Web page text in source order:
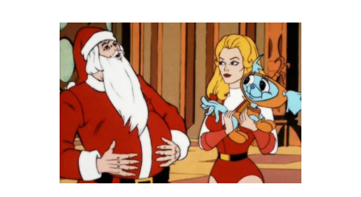
à
moda
antiga.